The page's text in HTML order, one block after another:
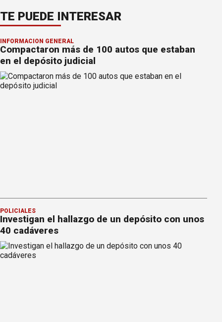
TE PUEDE INTERESAR
INFORMACION GENERAL
Compactaron más de 100 autos que estaban
en el depósito judicial
POLICIALES
Investigan el hallazgo de un depósito con unos
40 cadáveres